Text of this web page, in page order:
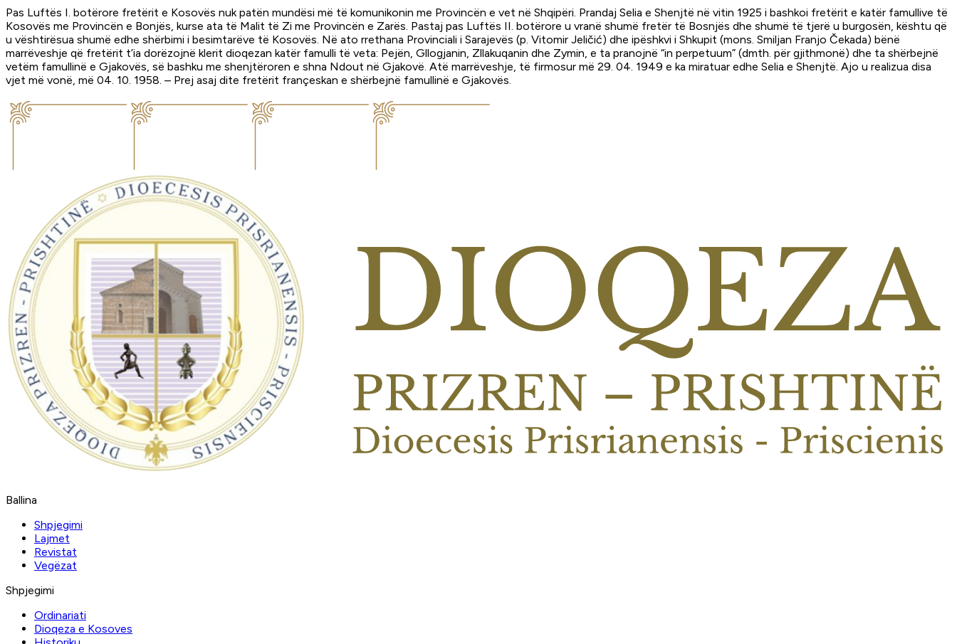
Pas Luftës I. botërore fretërit e Kosovës nuk patën mundësi më të komunikonin me Provincën e vet në Shqipëri. Prandaj Selia e Shenjtë në vitin 1925 i bashkoi fretërit e katër famullive të
Kosovës me Provincën e Bonjës, kurse ata të Malit të Zi me Provincën e Zarës. Pastaj pas Luftës II. botërore u vranë shumë fretër të Bosnjës dhe shumë të tjerë u burgosën, kështu që
u vështirësua shumë edhe shërbimi i besimtarëve të Kosovës. Në ato rrethana Provinciali i Sarajevës (p. Vitomir Jeličić) dhe ipëshkvi i Shkupit (mons. Smiljan Franjo Čekada) bënë
marrëveshje që fretërit t’ia dorëzojnë klerit dioqezan katër famulli të veta: Pejën, Gllogjanin, Zllakuqanin dhe Zymin, e ta pranojnë “in perpetuum” (dmth. për gjithmonë) dhe ta shërbejnë
vetëm famullinë e Gjakovës, së bashku me shenjtëroren e shna Ndout në Gjakovë. Atë marrëveshje, të firmosur më 29. 04. 1949 e ka miratuar edhe Selia e Shenjtë. Ajo u realizua disa
vjet më vonë, më 04. 10. 1958. – Prej asaj dite fretërit françeskan e shërbejnë famullinë e Gjakovës.
Ballina
Shpjegimi
Lajmet
Revistat
Vegëzat
Shpjegimi
Ordinariati
Dioqeza e Kosoves